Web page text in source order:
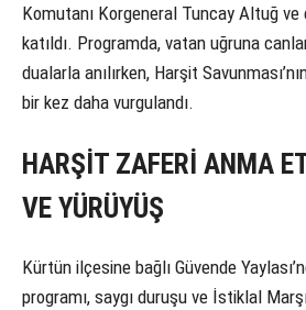
Komutanı Korgeneral Tuncay Altuğ ve
katıldı. Programda, vatan uğruna
dualarla anılırken, Harşit
bir kez daha vurgulandı.
HARŞİT ZAFERİ ANMA
VE YÜRÜYÜŞ
Kürtün ilçesine bağlı Güvende
programı, saygı duruşu ve İstiklal